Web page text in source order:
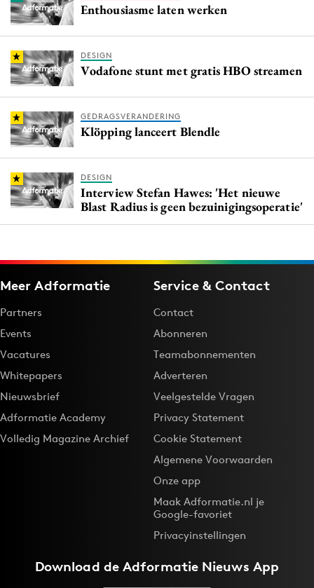
Enthousiasme laten werken
DESIGN
Vodafone stunt met gratis HBO streamen
GEDRAGSVERANDERING
Klöpping lanceert Blendle
DESIGN
Interview Stefan Hawes: 'Het nieuwe
Blast Radius is geen bezuinigingsoperatie'
Meer Adformatie
Partners
Events
Vacatures
Whitepapers
Nieuwsbrief
Adformatie Academy
Volledig Magazine Archief
Service & Contact
Contact
Abonneren
Teamabonnementen
Adverteren
Veelgestelde Vragen
Privacy Statement
Cookie Statement
Algemene Voorwaarden
Onze app
Maak Adformatie.nl je
Google-favoriet
Privacyinstellingen
Download deAdformatie Nieuws App